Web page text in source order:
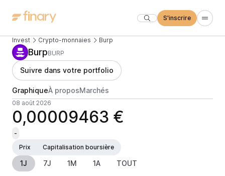
S'inscrire
Invest Crypto-monnaies Burp
BurpBURP
Suivre dans votre portfolio
GraphiqueÀ proposMarchés
08 août 2026
0,00009463 €
-
Prix
Capitalisation boursière
1J 7J 1M 1A TOUT